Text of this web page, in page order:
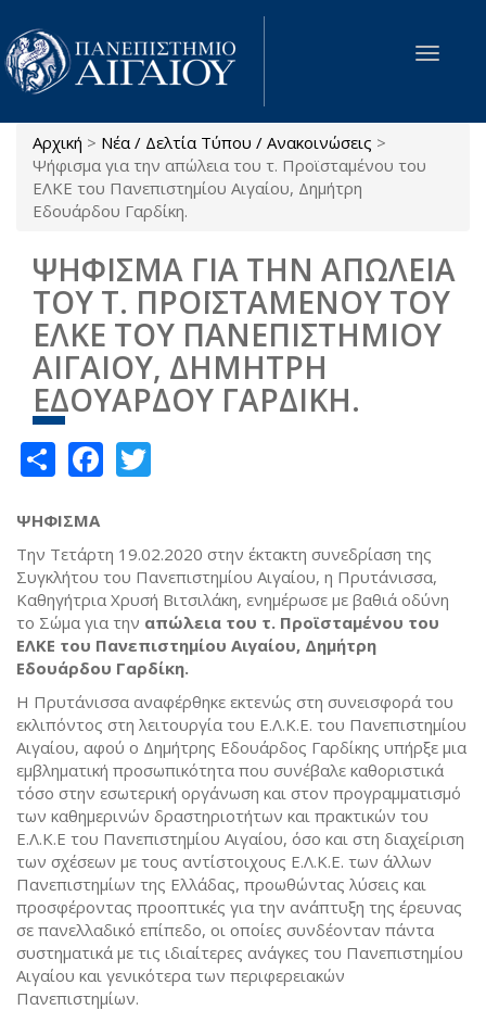
Παράκαμψη προς το κυρίως περιεχόμενο
Toggle
Είστε εδώ
Αρχική > Νέα / Δελτία Τύπου / Ανακοινώσεις >
Ψήφισμα για την απώλεια του τ. Προϊσταμένου του
ΕΛΚΕ του Πανεπιστημίου Αιγαίου, Δημήτρη
Εδουάρδου Γαρδίκη.
ΨΗΦΙΣΜΑ ΓΙΑ ΤΗΝ ΑΠΩΛΕΙΑ
ΤΟΥ Τ. ΠΡΟΪΣΤΑΜΕΝΟΥ ΤΟΥ
ΕΛΚΕ ΤΟΥ ΠΑΝΕΠΙΣΤΗΜΙΟΥ
ΑΙΓΑΙΟΥ, ΔΗΜΗΤΡΗ
ΕΔΟΥΑΡΔΟΥ ΓΑΡΔΙΚΗ.
ShareFacebook
ΨΗΦΙΣΜΑ
Την Τετάρτη 19.02.2020 στην έκτακτη συνεδρίαση της
Συγκλήτου του Πανεπιστημίου Αιγαίου, η Πρυτάνισσα,
Καθηγήτρια Χρυσή Βιτσιλάκη, ενημέρωσε με βαθιά οδύνη
το Σώμα για την απώλεια του τ. Προϊσταμένου του
ΕΛΚΕ του Πανεπιστημίου Αιγαίου, Δημήτρη
Εδουάρδου Γαρδίκη.
Η Πρυτάνισσα αναφέρθηκε εκτενώς στη συνεισφορά του
εκλιπόντος στη λειτουργία του Ε.Λ.Κ.Ε. του Πανεπιστημίου
Αιγαίου, αφού ο Δημήτρης Εδουάρδος Γαρδίκης υπήρξε μια
εμβληματική προσωπικότητα που συνέβαλε καθοριστικά
τόσο στην εσωτερική οργάνωση και στον προγραμματισμό
των καθημερινών δραστηριοτήτων και πρακτικών του
Ε.Λ.Κ.Ε του Πανεπιστημίου Αιγαίου, όσο και στη διαχείριση
των σχέσεων με τους αντίστοιχους Ε.Λ.Κ.Ε. των άλλων
Πανεπιστημίων της Ελλάδας, προωθώντας λύσεις και
προσφέροντας προοπτικές για την ανάπτυξη της έρευνας
σε πανελλαδικό επίπεδο, οι οποίες συνδέονταν πάντα
συστηματικά με τις ιδιαίτερες ανάγκες του Πανεπιστημίου
Αιγαίου και γενικότερα των περιφερειακών
Πανεπιστημίων.